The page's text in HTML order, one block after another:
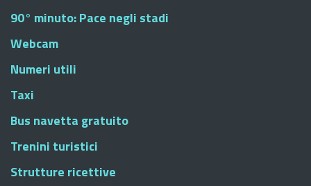
90° minuto: Pace negli stadi
Webcam
Numeri utili
Taxi
Bus navetta gratuito
Trenini turistici
Strutture ricettive